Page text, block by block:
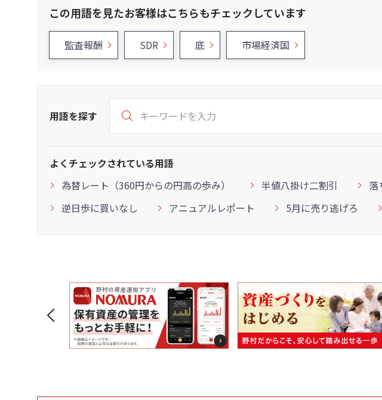
この用語を見たお客様はこちらもチェックしています
監査報酬 SDR 底 市場経済国
用語を探す
よくチェックされている用語
為替レート（360円からの円高の歩み）
半値八掛け二割引
落
逆日歩に買いなし
アニュアルレポート 5月に売り逃げろ